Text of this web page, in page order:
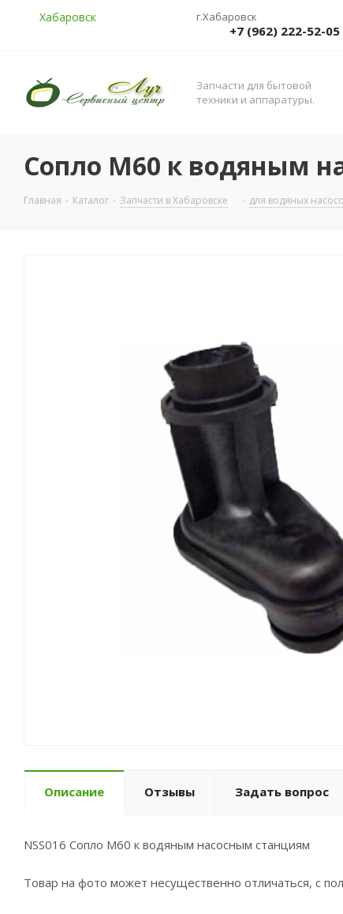
Хабаровск г.Хабаровск
+7 (962) 222-52-
Запчасти для бытовой
техники и аппаратуры.
Сопло М60 к водяным
Главная - Каталог - Запчасти в Хабаровске - для водяных
Описание Отзывы Задать вопрос
NSS016 Сопло М60 к водяным насосным станциям
Товар на фото может несущественно отличаться, с